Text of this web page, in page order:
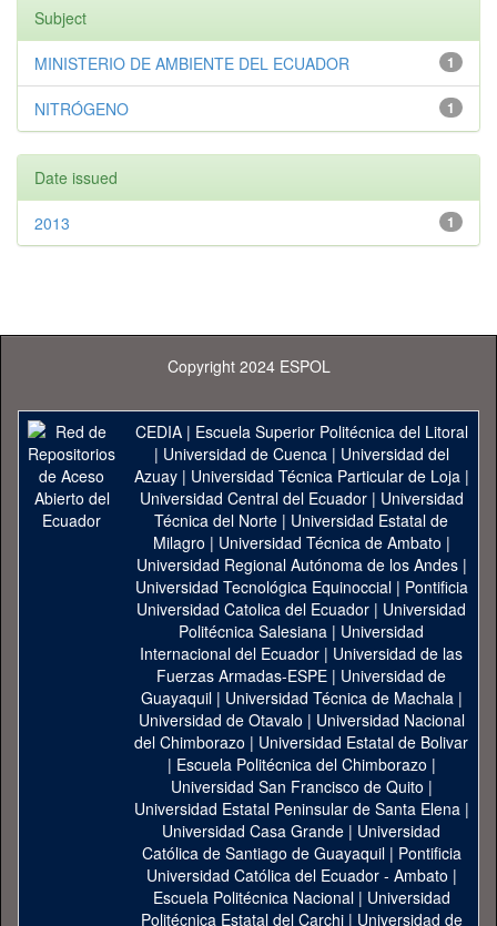
Subject
1
MINISTERIO DE AMBIENTE DEL ECUADOR
1
NITRÓGENO
Date issued
1
2013
Copyright 2024 ESPOL
CEDIA| Escuela Superior Politécnica del Litoral
| Universidad de Cuenca| Universidad del
Azuay| Universidad Técnica Particular de Loja|
Universidad Central del Ecuador| Universidad
Técnica del Norte | Universidad Estatal de
Milagro | Universidad Técnica de Ambato |
Universidad Regional Autónoma de los Andes|
Universidad Tecnológica Equinoccial| Pontificia
Universidad Catolica del Ecuador | Universidad
Politécnica Salesiana | Universidad
Internacional del Ecuador | Universidad de las
Fuerzas Armadas-ESPE | Universidad de
Guayaquil| Universidad Técnica de Machala|
Universidad de Otavalo | Universidad Nacional
del Chimborazo | Universidad Estatal de Bolivar
| Escuela Politécnica del Chimborazo |
Universidad San Francisco de Quito |
Universidad Estatal Peninsular de Santa Elena|
Universidad Casa Grande | Universidad
Católica de Santiago de Guayaquil| Pontificia
Universidad Católica del Ecuador - Ambato |
Escuela Politécnica Nacional| Universidad
Politécnica Estatal del Carchi| Universidad de